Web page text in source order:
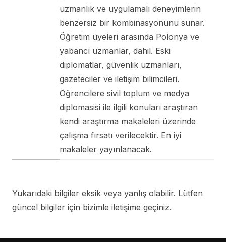
uzmanlık ve uygulamalı deneyimlerin
benzersiz bir kombinasyonunu sunar.
Öğretim üyeleri arasında Polonya ve
yabancı uzmanlar, dahil. Eski
diplomatlar, güvenlik uzmanları,
gazeteciler ve iletişim bilimcileri.
Öğrencilere sivil toplum ve medya
diplomasisi ile ilgili konuları araştıran
kendi araştırma makaleleri üzerinde
çalışma fırsatı verilecektir. En iyi
makaleler yayınlanacak.
Yukarıdaki bilgiler eksik veya yanlış olabilir. Lütfen
güncel bilgiler için bizimle iletişime geçiniz.